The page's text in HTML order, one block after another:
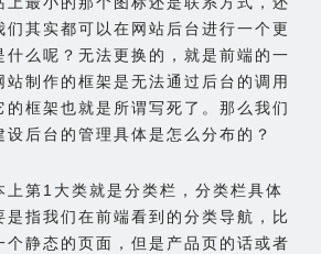
们其实都可以在网站后台进行一个更
什么呢？无法更换的，就是前端的一
制作的框架是无法通过后台的调用
的框架也就是所谓写死了。那么我们
后台的管理具体是怎么分布的？
上第1大类就是分类栏，分类栏具体
是指我们在前端看到的分类导航，比
个静态的页面，但是产品页的话或者